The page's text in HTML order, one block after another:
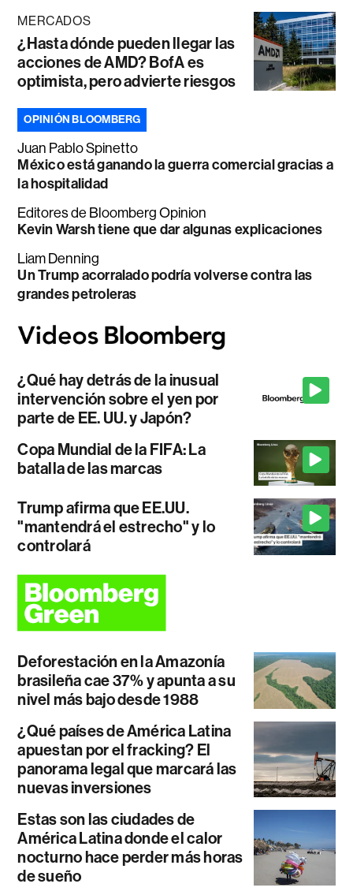
MERCADOS
¿Hasta dónde pueden llegar las
acciones de AMD? BofA es
optimista, pero advierte riesgos
OPINIÓN BLOOMBERG
Juan Pablo Spinetto
México está ganando la guerra comercial gracias a
la hospitalidad
Editores de Bloomberg Opinion
Kevin Warsh tiene que dar algunas explicaciones
Liam Denning
Un Trump acorralado podría volverse contra las
grandes petroleras
¿Qué hay detrás de la inusual
intervención sobre el yen por
parte de EE. UU. y Japón?
Copa Mundial de la FIFA: La
batalla de las marcas
Trump afirma que EE.UU.
"mantendrá el estrecho" y lo
controlará
Deforestación en la Amazonía
brasileña cae 37% y apunta a su
nivel más bajo desde 1988
¿Qué países de América Latina
apuestan por el fracking? El
panorama legal que marcará las
nuevas inversiones
Estas son las ciudades de
América Latina donde el calor
nocturno hace perder más horas
de sueño